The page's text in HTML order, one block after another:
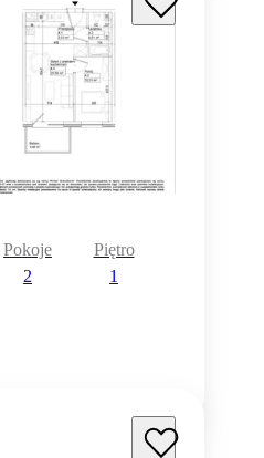
Pokoje
2
Piętro
1